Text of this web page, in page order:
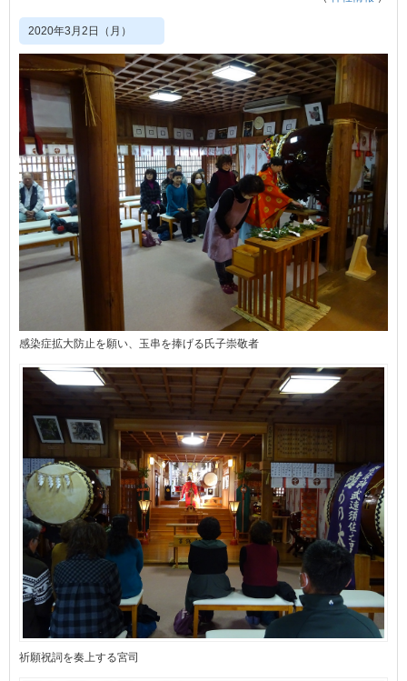
2020年3月2日（月）
感染症拡大防止を願い、玉串を捧げる氏子崇敬者󠄀
祈願祝詞を奏上する宮司